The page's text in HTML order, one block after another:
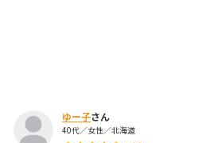
ゆー子さん
40代／女性／北海道